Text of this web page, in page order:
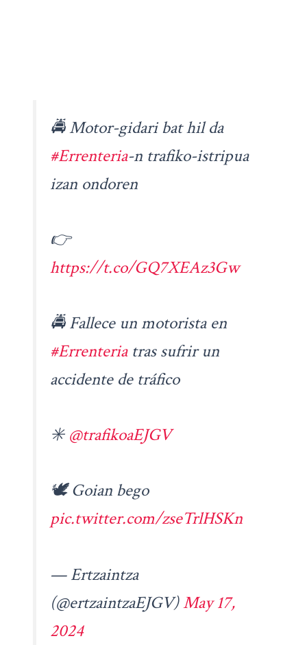
🚔 Motor-gidari bat hil da
#Errenteria-n trafiko-istripua
izan ondoren
👉
https://t.co/GQ7XEAz3Gw
🚔 Fallece un motorista en
#Errenteriatras sufrir un
accidente de tráfico
✳️ @trafikoaEJGV
🕊️ Goian bego
pic.twitter.com/zseTrlHSKn
— Ertzaintza
(@ertzaintzaEJGV)May 17,
2024